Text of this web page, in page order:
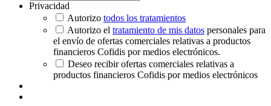
Privacidad
Autorizo todos los tratamientos
Autorizo el tratamiento de mis datos personales para
el envío de ofertas comerciales relativas a productos
financieros Cofidis por medios electrónicos.
Deseo recibir ofertas comerciales relativas a
productos financieros Cofidis por medios electrónicos